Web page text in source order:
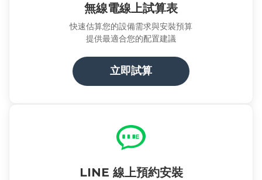
無線電線上試算表
快速估算您的設備需求與安裝預算
提供最適合您的配置建議
立即試算
LINE 線上預約安裝